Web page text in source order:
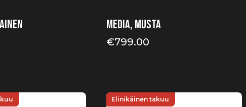
Media, musta
€799.00
Elinikäinen takuu